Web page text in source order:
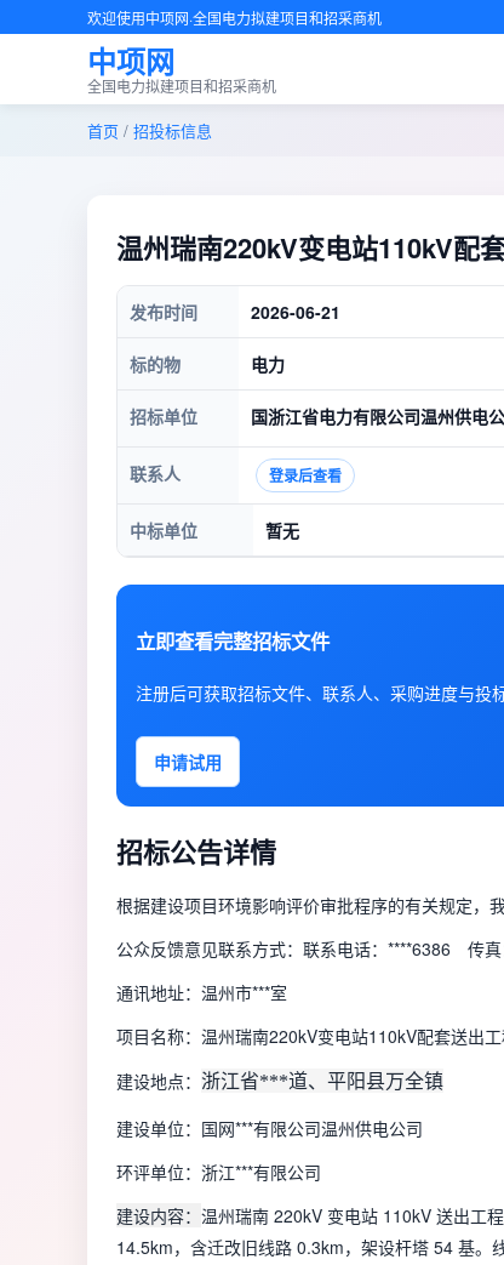
欢迎使用中项网·全国电力拟建项目和招采商机
中项网
全国电力拟建项目和招采商机
首页 / 招投标信息
温州瑞南220kV变电站110kV配
发布时间 2026-06-21
标的物 电力
招标单位 国浙江省电力有限公司温州供电
联系人 登录后查看
中标单位 暂无
立即查看完整招标文件
注册后可获取招标文件、联系人、采购进度与投
申请试用
招标公告详情
根据建设项目环境影响评价审批程序的有关规定，
公众反馈意见联系方式：联系电话：****6386 传
通讯地址：温州市***室
项目名称：温州瑞南220kV变电站110kV配套送出
建设地点： 浙江省***道、平阳县万全镇
建设单位：国网***有限公司温州供电公司
环评单位：浙江***有限公司
建设内容： 温州瑞南 220kV 变电站 110kV 送出工
14.5km，含迁改旧线路 0.3km，架设杆塔 54 基。